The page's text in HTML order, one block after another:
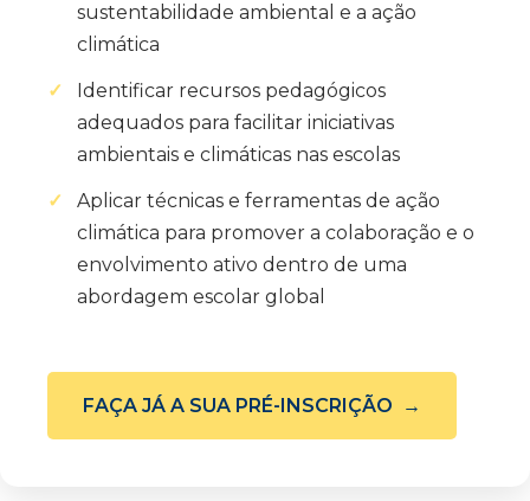
sustentabilidade ambiental e a ação
climática
Identificar recursos pedagógicos
adequados para facilitar iniciativas
ambientais e climáticas nas escolas
Aplicar técnicas e ferramentas de ação
climática para promover a colaboração e o
envolvimento ativo dentro de uma
abordagem escolar global
FAÇA JÁ A SUA PRÉ-INSCRIÇÃO